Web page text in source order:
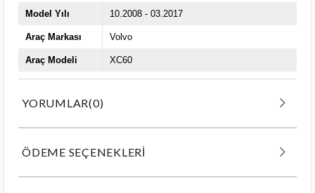
Model Yılı 10.2008 - 03.2017
Araç Markası Volvo
Araç Modeli XC60
YORUMLAR(0)
ÖDEME SEÇENEKLERI